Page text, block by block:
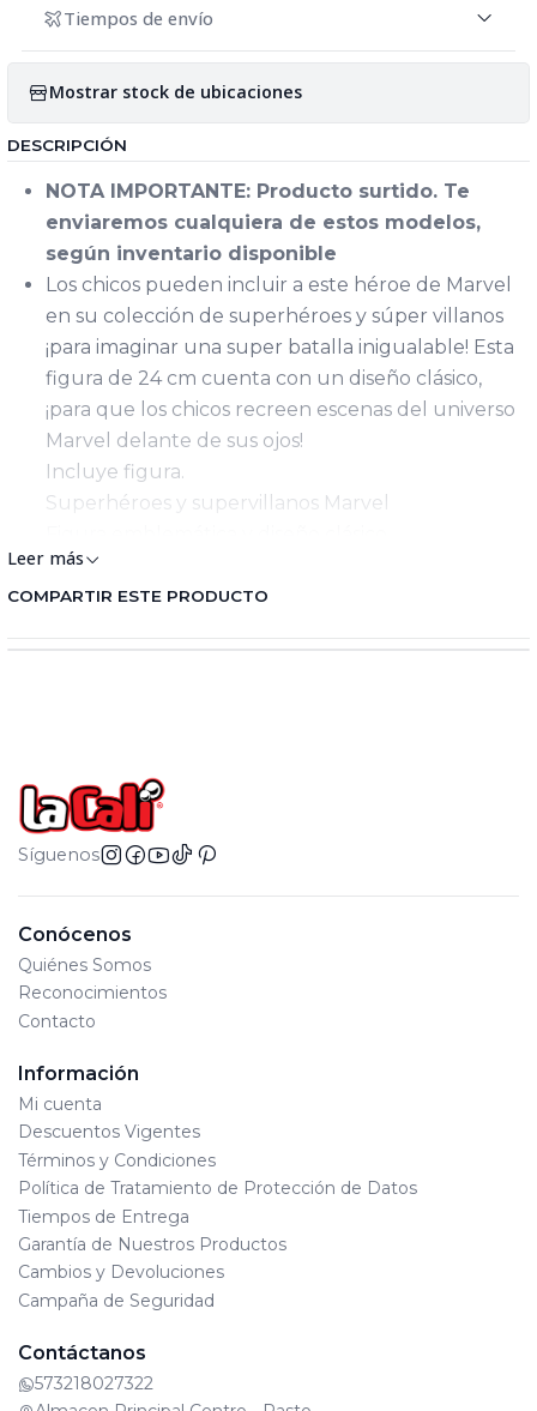
Tiempos de envío
Mostrar stock de ubicaciones
DESCRIPCIÓN
NOTA IMPORTANTE: Producto surtido. Te
enviaremos cualquiera de estos modelos,
según inventario disponible
Los chicos pueden incluir a este héroe de Marvel
en su colección de superhéroes y súper villanos
¡para imaginar una super batalla inigualable! Esta
figura de 24 cm cuenta con un diseño clásico,
¡para que los chicos recreen escenas del universo
Marvel delante de sus ojos!
Incluye figura.
Superhéroes y supervillanos Marvel
Recrea escenas y aventuras del universo Marvel
Tamaño de la figura de acción: 24 cm
País Origen: Vietnam
partes pequeñas que pueden provocar asfixia / El
embalaje y elementos de sujeción deben ser
retirados por un adulto / Si el producto requiere
bajo supervisión de un adulto
Edad Mínima: 4 años
Lote de Producción: Se encuentra en el empaque
físico del juguete y varia de acuerdo al día de
fabricación.
Leer más
COMPARTIR ESTE PRODUCTO
Síguenos
Conócenos
Quiénes Somos
Reconocimientos
Contacto
Información
Mi cuenta
Descuentos Vigentes
Términos y Condiciones
Política de Tratamiento de Protección de Datos
Tiempos de Entrega
Garantía de Nuestros Productos
Cambios y Devoluciones
Campaña de Seguridad
Contáctanos
573218027322